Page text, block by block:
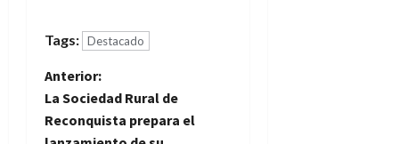
Tags: Destacado
N
a
Anterior:
La Sociedad Rural de
Reconquista prepara el